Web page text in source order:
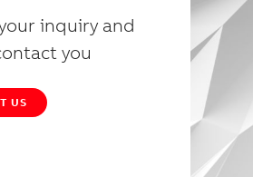
inquiry and
you
US